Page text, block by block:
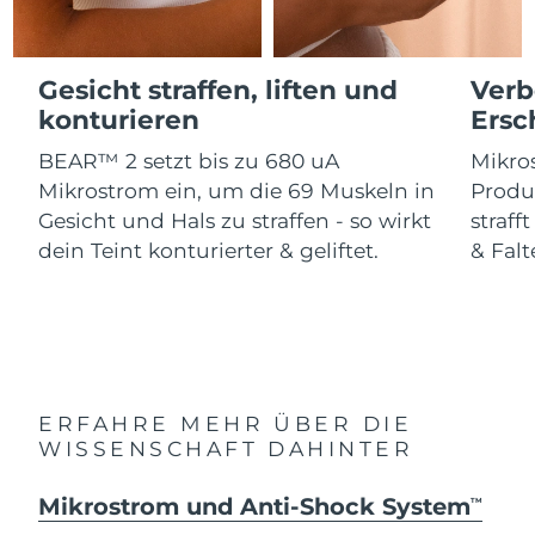
Gesicht straffen, liften und
konturieren
BEAR™ 2 setzt bis zu 680 uA
Mikrostrom ein, um die 69 Muskeln in
Gesicht und Hals zu straffen - so wirkt
dein Teint konturierter & geliftet.
&
ERFAHRE MEHR ÜBER DIE
WISSENSCHAFT DAHINTER
Mikrostrom und Anti-Shock SystemTM
For healthy hair
Kosmetik Männer
Kaufe alles
Isle of Man Erwartete Lieferung
Israel Erwartete Lieferung 8/13/26
Italien Erwartete Lieferung 8/9/26
Japan Erwartete Lieferung 8/12/26
Lettland Erwartete Lieferung
Libanon Erwartete Lieferung 8/10/26